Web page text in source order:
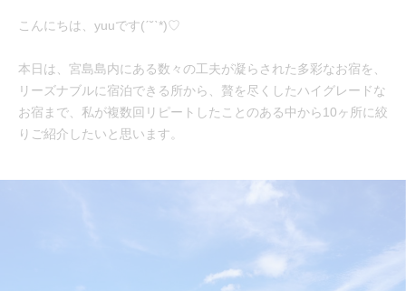
こんにちは、yuuです(ˊ˘ˋ*)♡
本日は、宮島島内にある数々の工夫が凝らされた多彩なお宿を、
リーズナブルに宿泊できる所から、贅を尽くしたハイグレードな
お宿まで、私が複数回リピートしたことのある中から10ヶ所に絞
りご紹介したいと思います。